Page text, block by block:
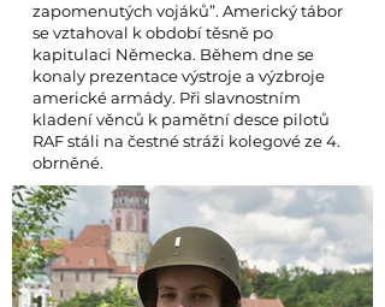
zapomenutých vojáků”. Americký tábor
se vztahoval k období těsně po
kapitulaci Německa. Během dne se
konaly prezentace výstroje a výzbroje
americké armády. Při slavnostním
kladení věnců k pamětní desce pilotů
RAF stáli na čestné stráži kolegové ze 4.
obrněné.